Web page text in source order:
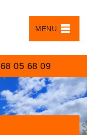
MENU
05 68 09